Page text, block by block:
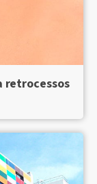
retrocessos